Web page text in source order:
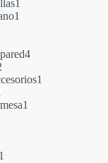
1
1
44
productos1
producto
1